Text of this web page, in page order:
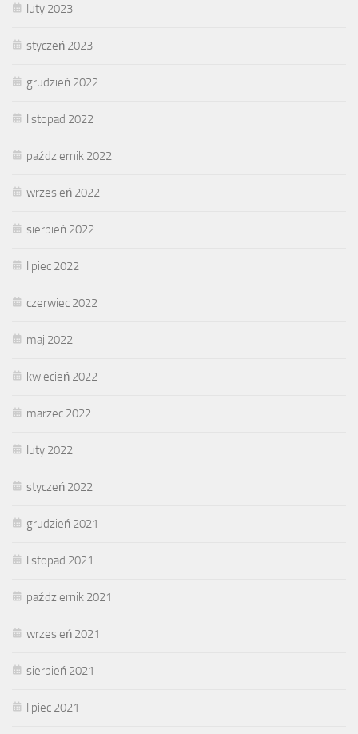
luty 2023
styczeń 2023
grudzień 2022
listopad 2022
październik 2022
wrzesień 2022
sierpień 2022
lipiec 2022
czerwiec 2022
maj 2022
kwiecień 2022
marzec 2022
luty 2022
styczeń 2022
grudzień 2021
listopad 2021
październik 2021
wrzesień 2021
sierpień 2021
lipiec 2021